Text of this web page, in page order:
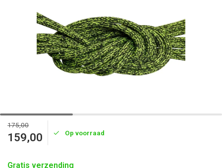
175,00
159,00 Op voorraad
Gratis verzending